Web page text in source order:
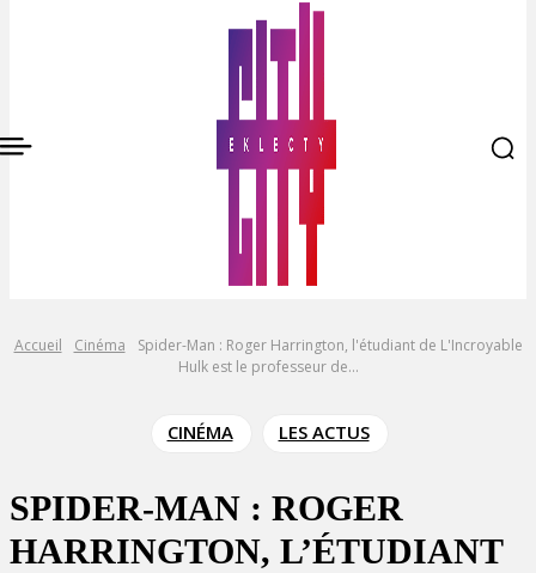
Accueil Cinéma
Spider-Man : Roger Harrington, l'étudiant de L'Incroyable
Hulk est le professeur de...
CINÉMA LES ACTUS
SPIDER-MAN : ROGER
HARRINGTON, L’ÉTUDIANT